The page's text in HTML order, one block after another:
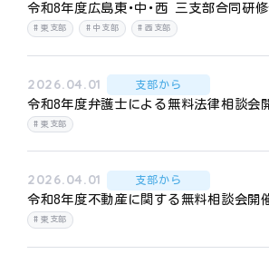
令和8年度広島東･中･西 三支部合同研
東支部 中支部 西支部
2026.04.01 支部から
令和8年度弁護士による無料法律相談会
東支部
2026.04.01 支部から
令和8年度不動産に関する無料相談会開
東支部